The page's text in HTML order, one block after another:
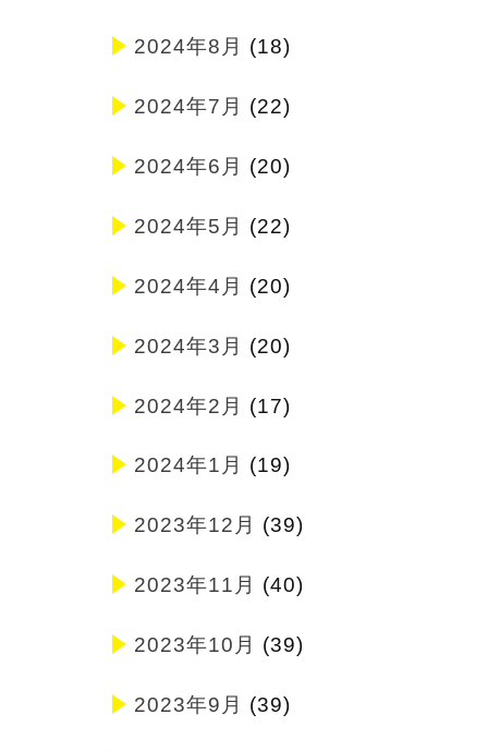
2024年8月 (18)
2024年7月 (22)
2024年6月 (20)
2024年5月 (22)
2024年4月 (20)
2024年3月 (20)
2024年2月 (17)
2024年1月 (19)
2023年12月 (39)
2023年11月 (40)
2023年10月 (39)
2023年9月 (39)